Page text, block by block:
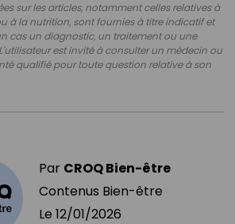
sur les articles, notamment celles relatives à
à la nutrition, sont fournies à titre indicatif et
cas un diagnostic, un traitement ou une
est invité à consulter un médecin ou
qualifié pour toute question relative à son
Par CROQ Bien-être
Contenus Bien-être
Le 12/01/2026